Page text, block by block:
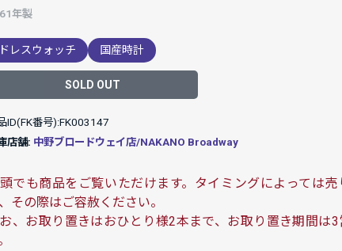
年製
ドレスウォッチ 国産時計
SOLD OUT
ID(FK番号):FK003147
店舗: 中野ブロードウェイ店/NAKANO Broadway
でも商品をご覧いただけます。タイミングによっては
その際はご容赦ください。
、お取り置きはおひとり様2本まで、お取り置き期間は